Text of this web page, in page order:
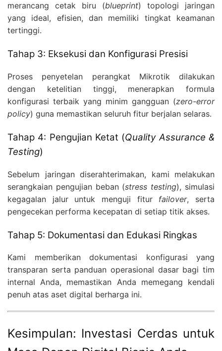
merancang cetak biru (blueprint) topologi jaringan
yang ideal, efisien, dan memiliki tingkat keamanan
tertinggi.
Tahap 3: Eksekusi dan Konfigurasi Presisi
Proses penyetelan perangkat Mikrotik dilakukan
dengan ketelitian tinggi, menerapkan formula
konfigurasi terbaik yang minim gangguan (zero-error
policy) guna memastikan seluruh fitur berjalan selaras.
Tahap 4: Pengujian Ketat (Quality Assurance &
Testing)
Sebelum jaringan diserahterimakan, kami melakukan
serangkaian pengujian beban (stress testing), simulasi
kegagalan jalur untuk menguji fitur failover, serta
pengecekan performa kecepatan di setiap titik akses.
Tahap 5: Dokumentasi dan Edukasi Ringkas
Kami memberikan dokumentasi konfigurasi yang
transparan serta panduan operasional dasar bagi tim
internal Anda, memastikan Anda memegang kendali
penuh atas aset digital berharga ini.
Kesimpulan: Investasi Cerdas untuk